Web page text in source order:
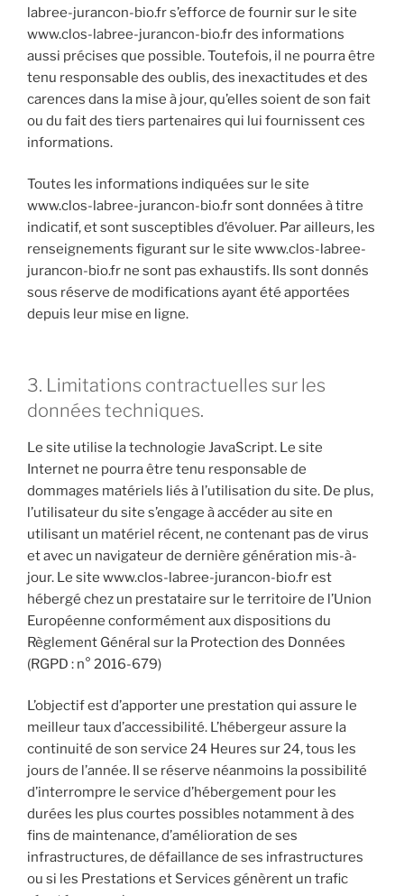
labree-jurancon-bio.fr s’efforce de fournir sur le site
www.clos-labree-jurancon-bio.fr des informations
aussi précises que possible. Toutefois, il ne pourra être
tenu responsable des oublis, des inexactitudes et des
carences dans la mise à jour, qu’elles soient de son fait
ou du fait des tiers partenaires qui lui fournissent ces
informations.
Toutes les informations indiquées sur le site
www.clos-labree-jurancon-bio.fr sont données à titre
indicatif, et sont susceptibles d’évoluer. Par ailleurs, les
renseignements figurant sur le site www.clos-labree-
jurancon-bio.fr ne sont pas exhaustifs. Ils sont donnés
sous réserve de modifications ayant été apportées
depuis leur mise en ligne.
3. Limitations contractuelles sur les
données techniques.
Le site utilise la technologie JavaScript. Le site
Internet ne pourra être tenu responsable de
dommages matériels liés à l’utilisation du site. De plus,
l’utilisateur du site s’engage à accéder au site en
utilisant un matériel récent, ne contenant pas de virus
et avec un navigateur de dernière génération mis-à-
jour. Le site www.clos-labree-jurancon-bio.fr est
hébergé chez un prestataire sur le territoire de l’Union
Européenne conformément aux dispositions du
Règlement Général sur la Protection des Données
(RGPD : n° 2016-679)
L’objectif est d’apporter une prestation qui assure le
meilleur taux d’accessibilité. L’hébergeur assure la
continuité de son service 24 Heures sur 24, tous les
jours de l’année. Il se réserve néanmoins la possibilité
d’interrompre le service d’hébergement pour les
durées les plus courtes possibles notamment à des
fins de maintenance, d’amélioration de ses
infrastructures, de défaillance de ses infrastructures
ou si les Prestations et Services génèrent un trafic